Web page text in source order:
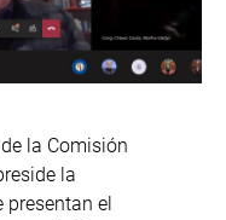
la Comisión
la
presentan el